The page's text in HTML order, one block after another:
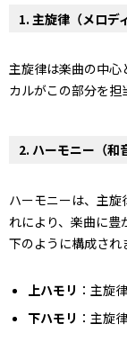
1. 主旋律（メロデ
主旋律は楽曲の中心
カルがこの部分を担
2. ハーモニー（和
ハーモニーは、主旋
れにより、楽曲に豊
下のように構成され
上ハモリ ：主旋
下ハモリ ：主旋